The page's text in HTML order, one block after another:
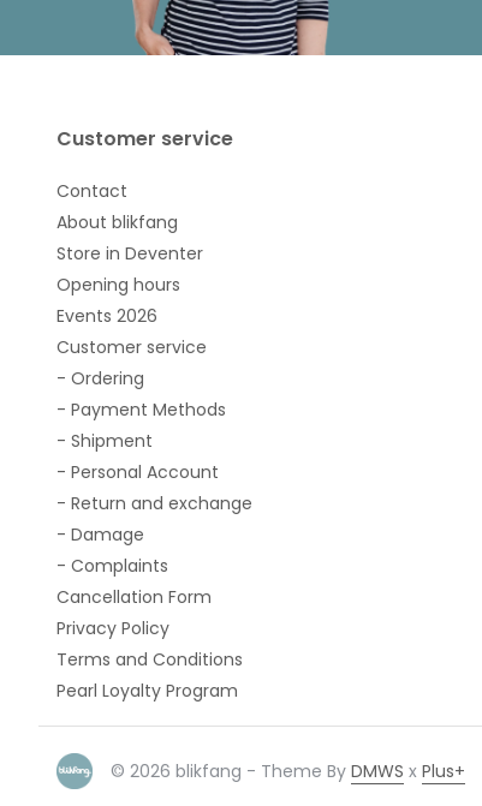
Customer service
Contact
About blikfang
Store in Deventer
Opening hours
Events 2026
Customer service
- Ordering
- Payment Methods
- Shipment
- Personal Account
- Return and exchange
- Damage
- Complaints
Cancellation Form
Privacy Policy
Terms and Conditions
Pearl Loyalty Program
© 2026 blikfang - Theme By DMWS x Plus+